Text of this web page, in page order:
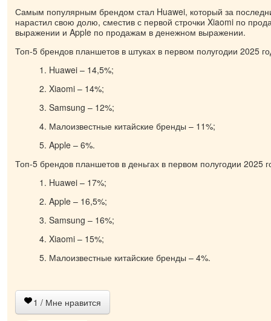
Самым популярным брендом стал Huawei, который за
нарастил свою долю, сместив с первой строчки Xiaomi по
выражении и Apple по продажам в денежном выражении.
Топ-5 брендов планшетов в штуках в первом полугодии 2025
1. Huawei – 14,5%;
2. Xiaomi – 14%;
3. Samsung – 12%;
4. Малоизвестные китайские бренды – 11%;
5. Apple – 6%.
Топ-5 брендов планшетов в деньгах в первом полугодии 2025
1. Huawei – 17%;
2. Apple – 16,5%;
3. Samsung – 16%;
4. Xiaomi – 15%;
5. Малоизвестные китайские бренды – 4%.
1 / Мне нравится